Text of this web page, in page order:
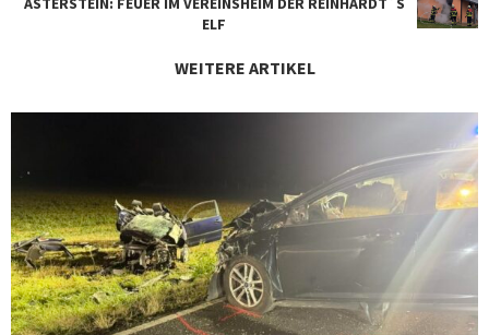
ELF
WEITERE ARTIKEL